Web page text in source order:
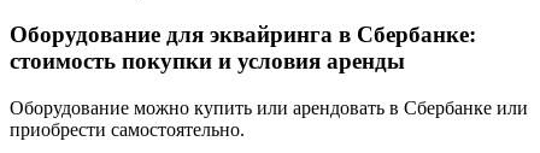
Оборудование для эквайринга в Сбербанке:
стоимость покупки и условия аренды
Оборудование можно купить или арендовать в Сбербанке или
приобрести самостоятельно.